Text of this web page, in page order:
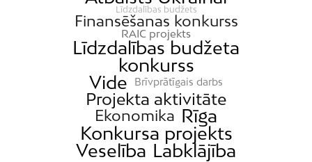
Līdzdalības budžets
Finansēšanas konkurss
RAIC projekts
Līdzdalības budžeta
konkurss
Vide
Brīvprātīgais darbs
Projekta aktivitāte
Ekonomika Rīga
Konkursa projekts
Veselība Labklājība